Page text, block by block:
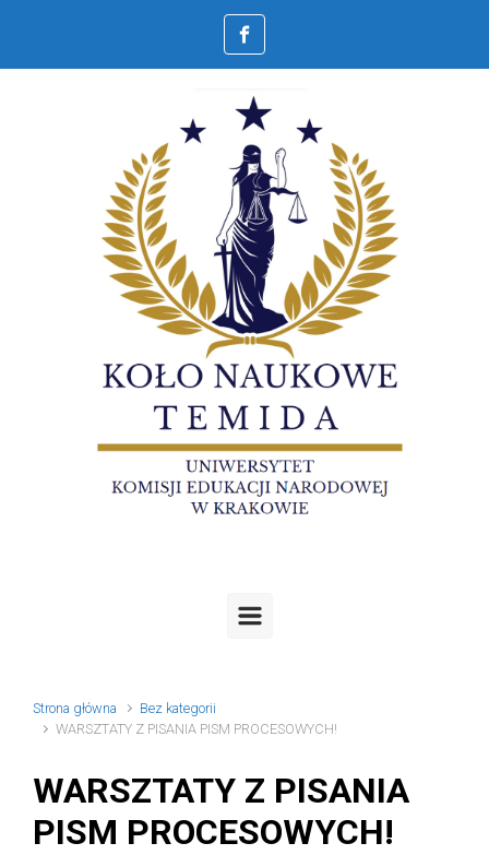
Strona główna
Bez kategorii
WARSZTATY Z PISANIA PISM PROCESOWYCH!
WARSZTATY Z PISANIA
PISM PROCESOWYCH!